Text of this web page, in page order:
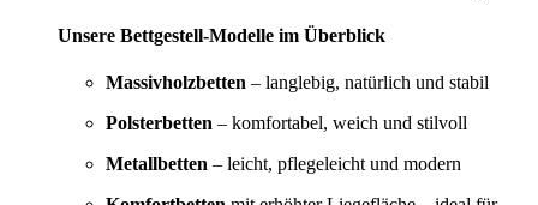
Unsere Bettgestell-Modelle im Überblick
Massivholzbetten – langlebig, natürlich und stabil
Polsterbetten – komfortabel, weich und stilvoll
Metallbetten – leicht, pflegeleicht und modern